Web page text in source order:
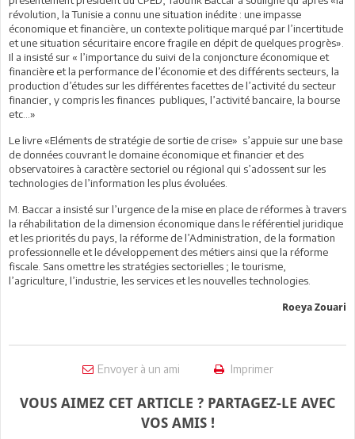
révolution, la Tunisie a connu une situation inédite : une impasse
économique et financière, un contexte politique marqué par l’incertitude
et une situation sécuritaire encore fragile en dépit de quelques progrès».
Il a insisté sur « l’importance du suivi de la conjoncture économique et
financière et la performance de l’économie et des différents secteurs, la
production d’études sur les différentes facettes de l’activité du secteur
financier, y compris les finances publiques, l’activité bancaire, la bourse
etc…»
Le livre «Eléments de stratégie de sortie de crise» s’appuie sur une base
de données couvrant le domaine économique et financier et des
observatoires à caractère sectoriel ou régional qui s’adossent sur les
technologies de l’information les plus évoluées.
M. Baccar a insisté sur l’urgence de la mise en place de réformes à travers
la réhabilitation de la dimension économique dans le référentiel juridique
et les priorités du pays, la réforme de l’Administration, de la formation
professionnelle et le développement des métiers ainsi que la réforme
fiscale. Sans omettre les stratégies sectorielles ; le tourisme,
l’agriculture, l’industrie, les services et les nouvelles technologies.
Roeya Zouari
Envoyer à un ami Imprimer
VOUS AIMEZ CET ARTICLE ? PARTAGEZ-LE AVEC
VOS AMIS !